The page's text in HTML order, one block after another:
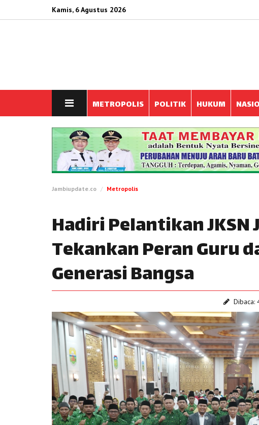
Kamis, 6 Agustus 2026
METROPOLIS POLITIK HUKUM
Jambiupdate.co Metropolis
Hadiri Pelantikan JKSN
Tekankan Peran Guru
Generasi Bangsa
Dibaca: